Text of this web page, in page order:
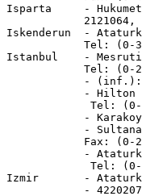
Isparta     -
2121064,
Iskenderun  -
Tel: (0-
Istanbul    -
Tel: (0-
-
- Hilton
Tel:
-
-
Fax: (0-
-
Tel:
Izmir       - Ataturk
-